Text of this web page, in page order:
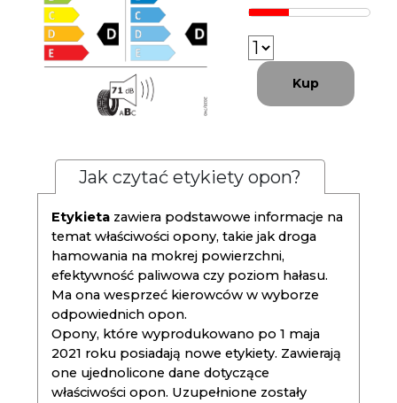
Kup
Jak czytać etykiety opon?
Etykieta zawiera podstawowe informacje na
temat właściwości opony, takie jak droga
hamowania na mokrej powierzchni,
efektywność paliwowa czy poziom hałasu.
Ma ona wesprzeć kierowców w wyborze
odpowiednich opon.
Opony, które wyprodukowano po 1 maja
2021 roku posiadają nowe etykiety. Zawierają
one ujednolicone dane dotyczące
właściwości opon. Uzupełnione zostały